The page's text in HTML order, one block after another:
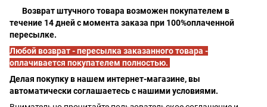
Возврат штучного товара возможен покупателем в
течение 14 дней с момента заказа при 100%оплаченной
пересылке.
Любой возврат - пересылка заказанного товара -
оплачивается покупателем полностью.
Делая покупку в нашем интернет-магазине, вы
автоматически соглашаетесь с нашими условиями.